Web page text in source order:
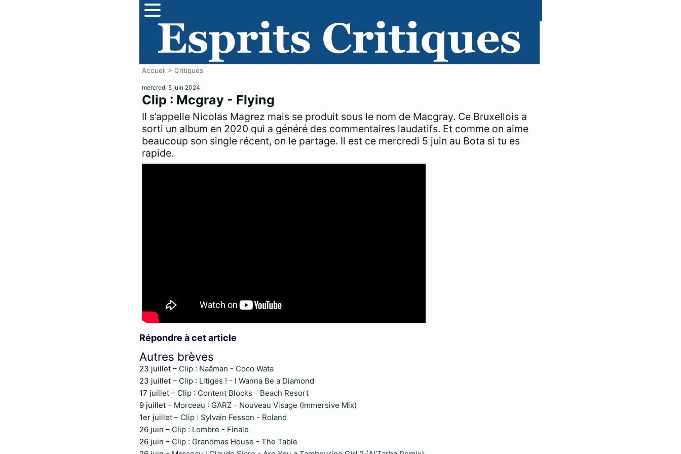
Accueil > Critiques
mercredi 5 juin 2024
Clip : Mcgray - Flying
Il s’appelle Nicolas Magrez mais se produit sous le nom de Macgray. Ce Bruxellois a
sorti un album en 2020 qui a généré des commentaires laudatifs. Et comme on aime
beaucoup son single récent, on le partage. Il est ce mercredi 5 juin au Bota si tu es
rapide.
Répondre à cet article
Autres brèves
23 juillet – Clip : Naâman - Coco Wata
23 juillet – Clip : Litiges ! - I Wanna Be a Diamond
17 juillet – Clip : Content Blocks - Beach Resort
9 juillet – Morceau : GARZ - Nouveau Visage (Immersive Mix)
1er juillet – Clip : Sylvain Fesson - Roland
26 juin – Clip : Lombre - Finale
26 juin – Clip : Grandmas House - The Table